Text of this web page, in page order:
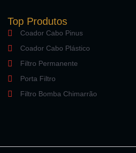
Top Produtos
Coador Cabo Pinus
Coador Cabo Plástico
Filtro Permanente
Porta Filtro
Filtro Bomba Chimarrão